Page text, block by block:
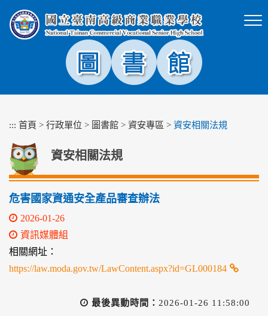
塊
::: 首頁 > 行政單位 > 圖書館 > 資安專區 > 資安相關法規
資安相關法規
危害國家資通安全產品審查辦法
2026-01-26
資訊媒體組
相關網址：
https://law.moda.gov.tw/LawContent.aspx?id=GL000184
最後異動時間： 2026-01-26 11:58:00